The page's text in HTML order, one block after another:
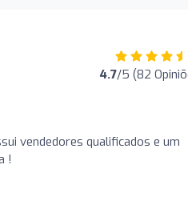
4.7/5 (82
vendedores qualificados e um
!